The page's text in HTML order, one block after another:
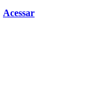
Acessar